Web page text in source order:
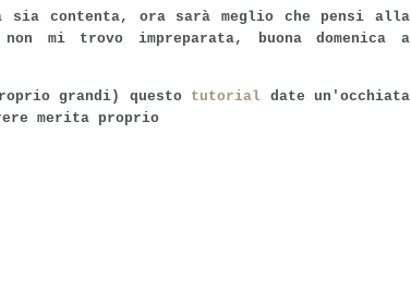
sia contenta, ora sarà meglio che pensi alla
mi trovo impreparata, buona domenica a
grandi) questo tutorial date un'occhiata
merita proprio